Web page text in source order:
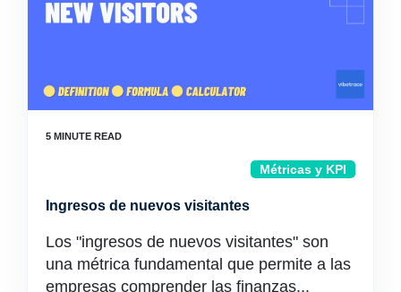
Métricas y KPI
Ingresos de nuevos visitantes
Los "ingresos de nuevos visitantes" son
una métrica fundamental que permite a las
empresas comprender las finanzas...